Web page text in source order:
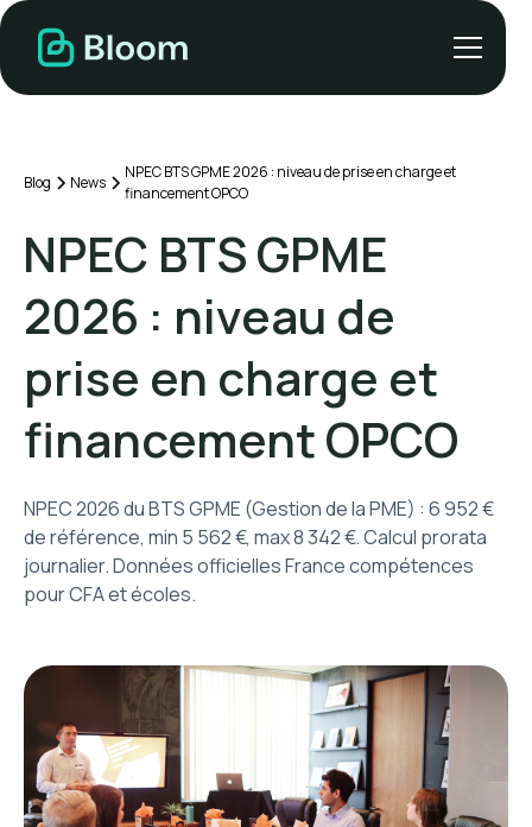
Blog News
NPEC BTS GPME 2026 : niveau de prise en charge et
financement OPCO
NPEC BTS GPME
2026 : niveau de
prise en charge et
financement OPCO
NPEC 2026 du BTS GPME (Gestion de la PME) : 6 952 €
de référence, min 5 562 €, max 8 342 €. Calcul prorata
journalier. Données officielles France compétences
pour CFA et écoles.